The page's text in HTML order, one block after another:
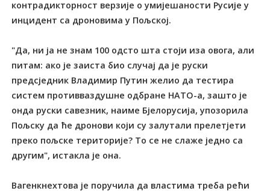
контрадикторност верзије о умијешаности Русије у
инцидент са дроновима у Пољској.
"Да, ни ја не знам 100 одсто шта стоји иза овога, али
питам: ако је заиста био случај да је руски
предсједник Владимир Путин желио да тестира
систем противваздушне одбране НАТО-а, зашто је
онда руски савезник, наиме Бјелорусија, упозорила
Пољску да ће дронови који су залутали прелетјети
преко пољске територије? То се не слаже једно са
другим", истакла је она.
Вагенкнехтова је поручила да властима треба рећи